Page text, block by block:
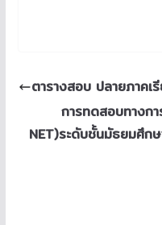
ตารางสอบ ปลายภาค
การทดสอบทางก
NET)ระดับชั้นมัธยมศึก